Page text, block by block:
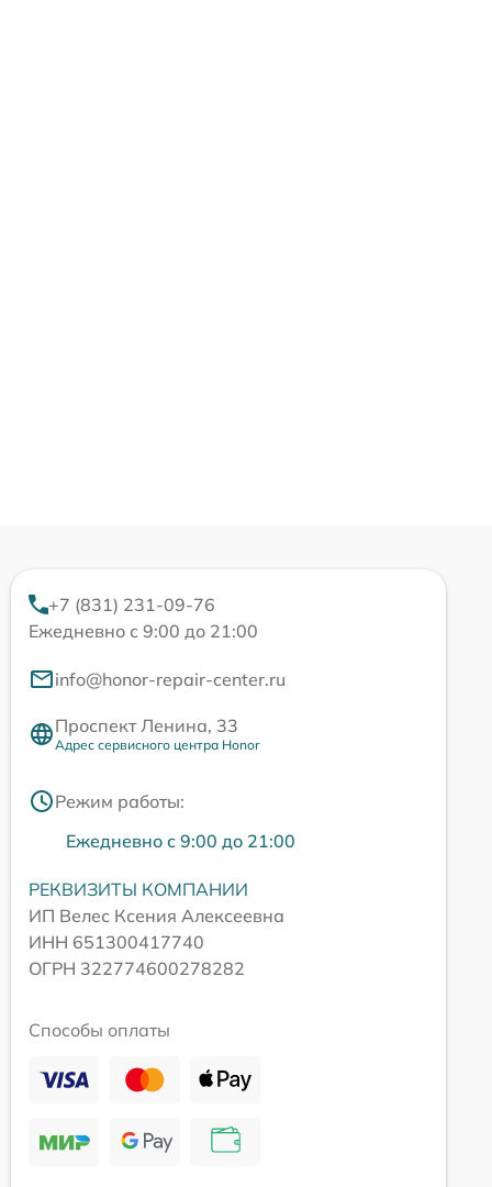
+7 (831) 231-09-76
Ежедневно с 9:00 до 21:00
info@honor-repair-center.ru
Проспект Ленина, 33
Адрес сервисного центра Honor
Режим работы:
Ежедневно с 9:00 до 21:00
РЕКВИЗИТЫ КОМПАНИИ
ИП Велес Ксения Алексеевна
ИНН 651300417740
ОГРН 322774600278282
Способы оплаты